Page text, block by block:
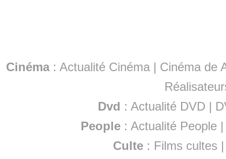
Cinéma: Actualité Cinéma | Cinéma de
Dvd : Actualité DVD |
People :Actualité People
Culte : Films cultes